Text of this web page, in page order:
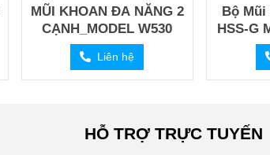
MŨI KHOAN ĐA NĂNG 2
CẠNH_MODEL W530
Liên hệ
Bộ Mũi
HSS-G
HỖ TRỢ TRỰC TUYẾN